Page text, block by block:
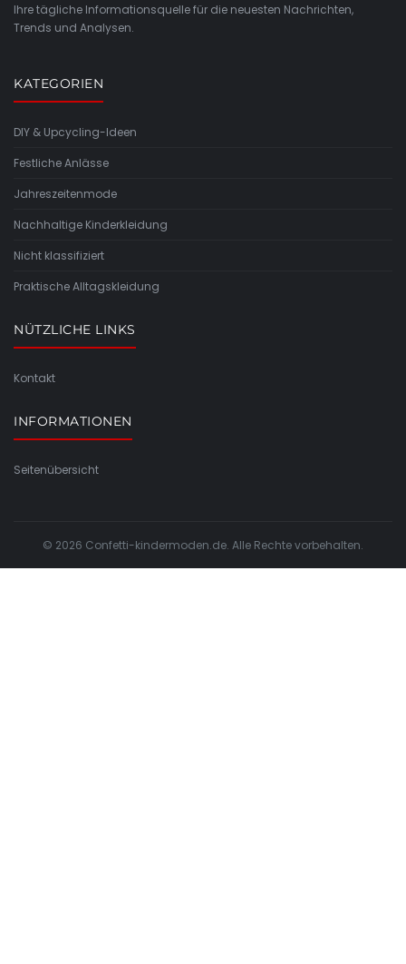
Ihre tägliche Informationsquelle für die neuesten Nachrichten,
Trends und Analysen.
KATEGORIEN
DIY & Upcycling-Ideen
Festliche Anlässe
Jahreszeitenmode
Nachhaltige Kinderkleidung
Nicht klassifiziert
Praktische Alltagskleidung
NÜTZLICHE LINKS
Kontakt
INFORMATIONEN
Seitenübersicht
© 2026 Confetti-kindermoden.de. Alle Rechte vorbehalten.